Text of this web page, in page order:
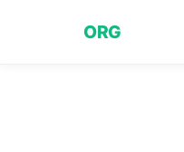
ORG